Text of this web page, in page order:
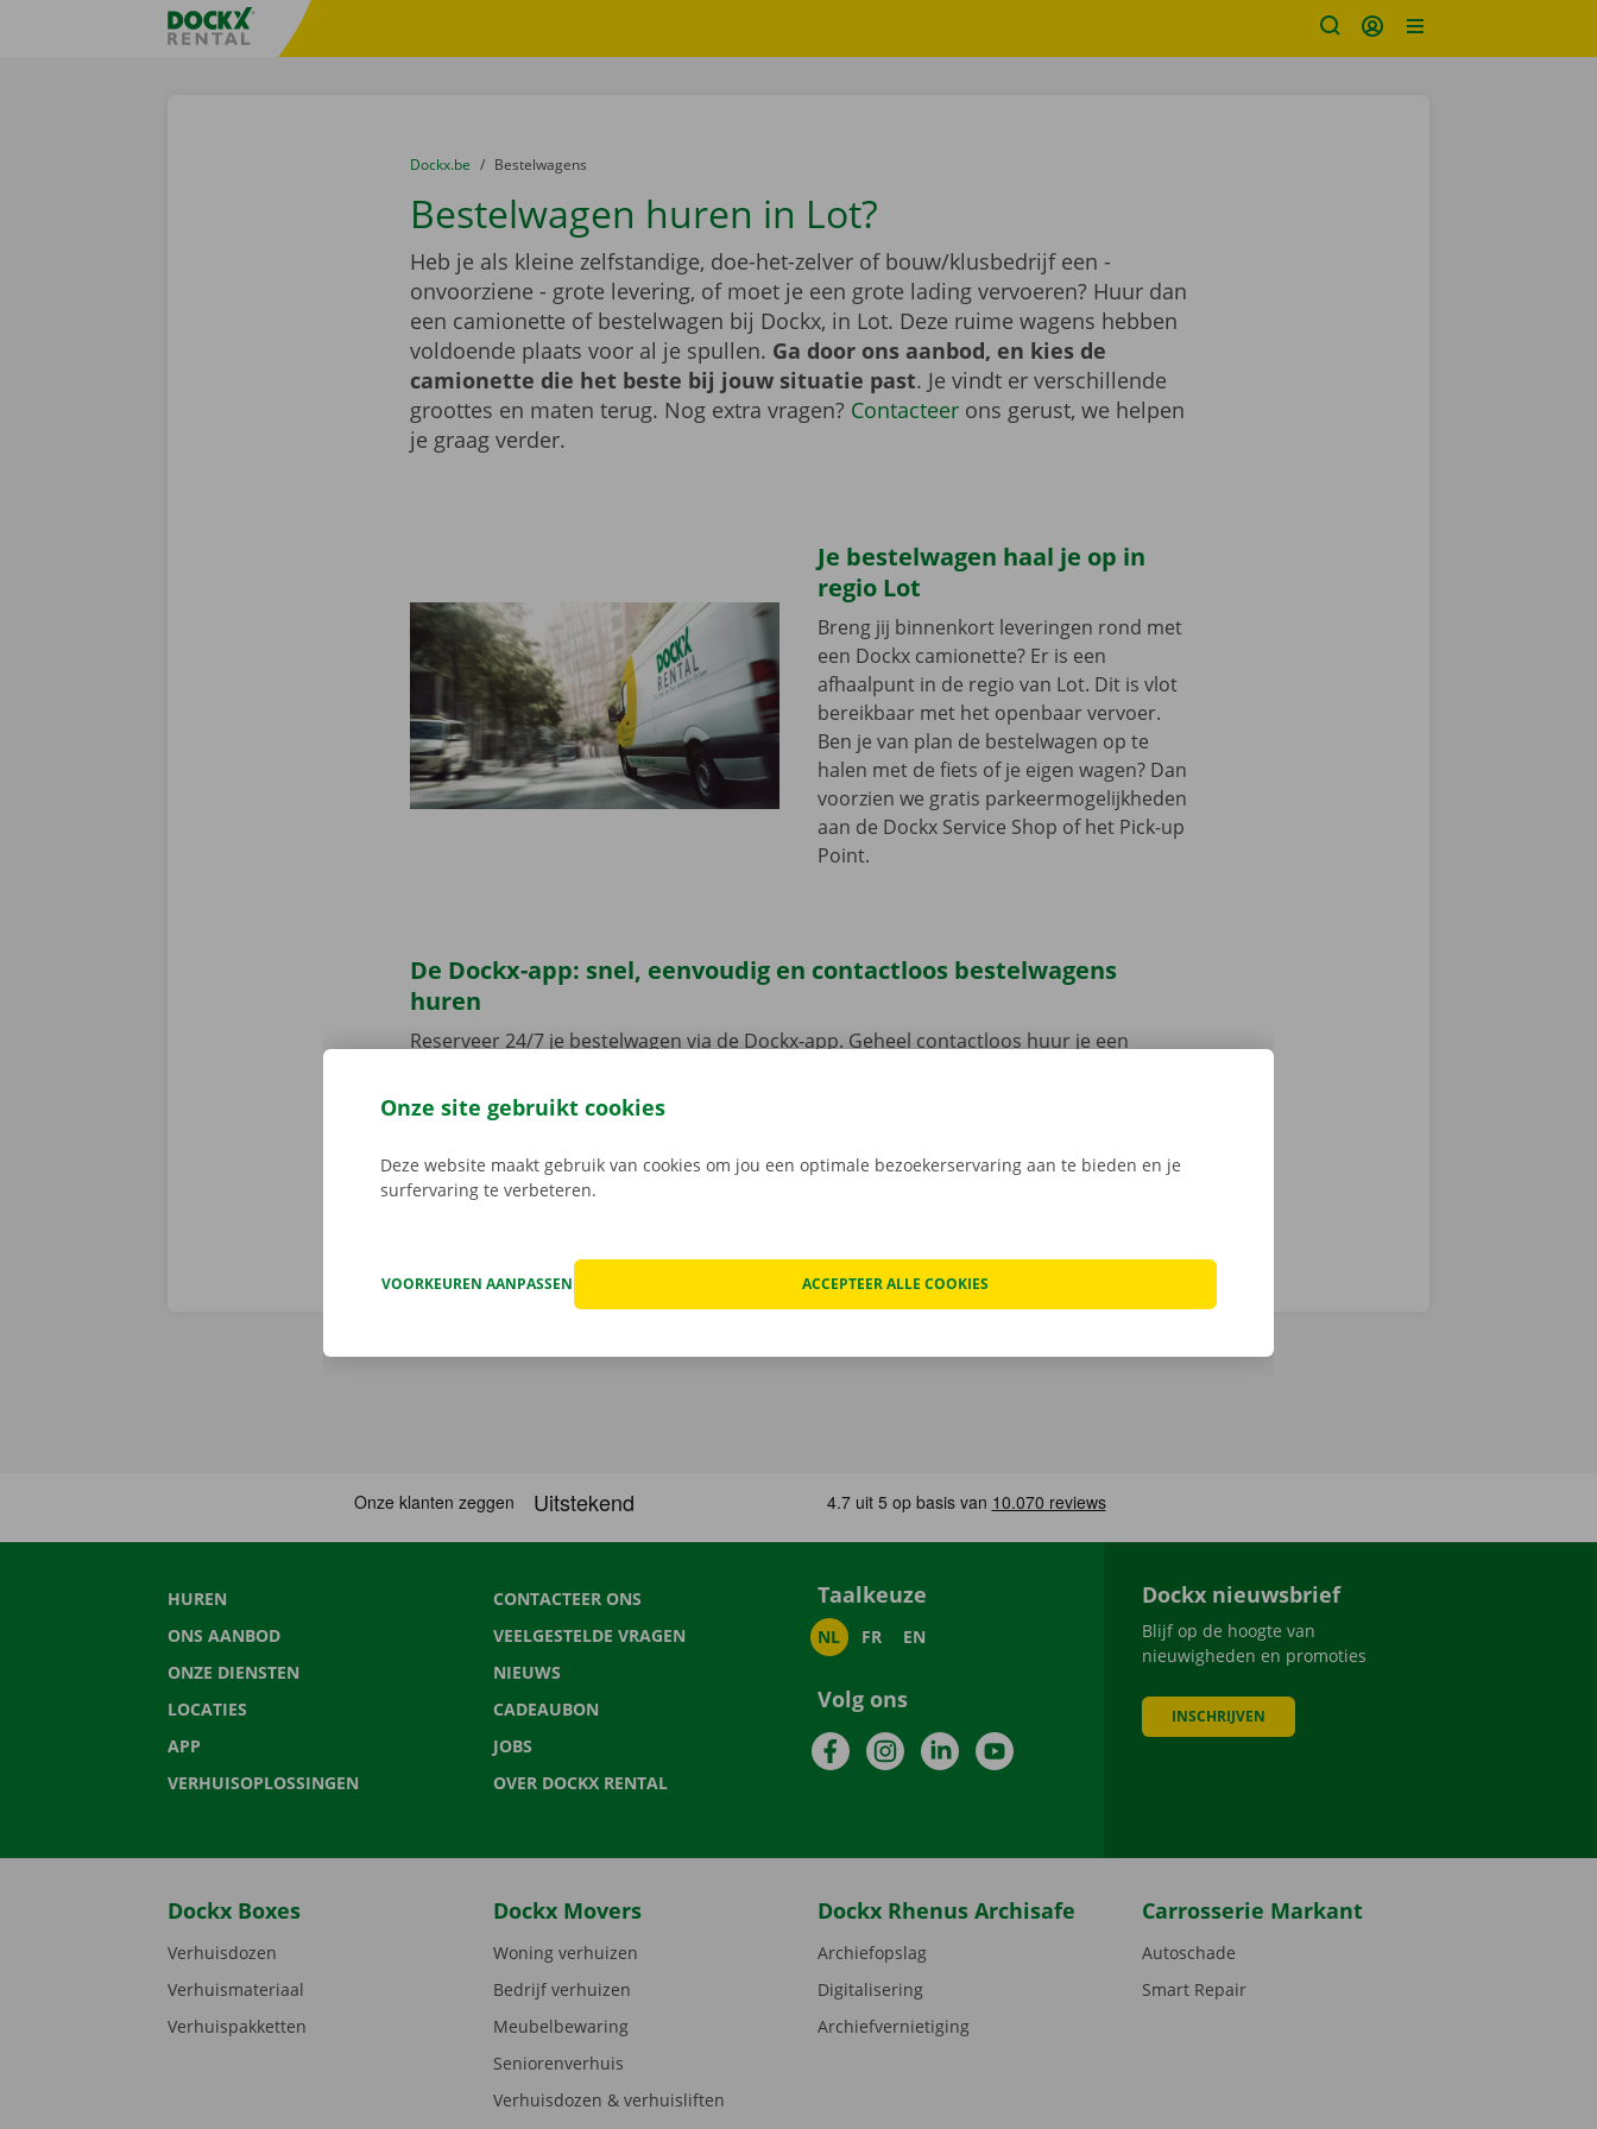
Taalselectie overslaanFratello DEMO
U bevindt zich hier:
van
Dockx.be naar
Bestelwagens
Bestelwagen huren in Lot?
Heb je als kleine zelfstandige, doe-het-zelver of bouw/klusbedrijf een -
onvoorziene - grote levering, of moet je een grote lading vervoeren? Huur dan
een camionette of bestelwagen bij Dockx, in Lot. Deze ruime wagens hebben
voldoende plaats voor al je spullen. Ga door ons aanbod, en kies de
camionette die het beste bij jouw situatie past. Je vindt er verschillende
groottes en maten terug. Nog extra vragen? Contacteerons gerust, we helpen
je graag verder.
Je bestelwagen haal je op in
regio Lot
Breng jij binnenkort leveringen rond met
een Dockx camionette? Er is een
afhaalpunt in de regio van Lot. Dit is vlot
bereikbaar met het openbaar vervoer.
Ben je van plan de bestelwagen op te
halen met de fiets of je eigen wagen? Dan
voorzien we gratis parkeermogelijkheden
aan de Dockx Service Shop of het Pick-up
Point.
De Dockx-app: snel, eenvoudig en contactloos bestelwagens
huren
Reserveer 24/7 je bestelwagen via de Dockx-app. Geheel contactloos huur je een
je afhaalpunt, maak je keuze uit het aanbod voertuigen, reken af en je bent klaar om te
vertrekken. Download de gratis app nu voor
HUREN
ONS AANBOD
ONZE DIENSTEN
LOCATIES
APP
VERHUISOPLOSSINGEN
CONTACTEER ONS
VEELGESTELDE VRAGEN
NIEUWS
CADEAUBON
JOBS
OVER DOCKX RENTAL
Taalkeuze
NL FR EN
Volg ons
FacebookInstagramLinkedInYouTube
Dockx nieuwsbrief
Blijf op de hoogte van
nieuwigheden en promoties
INSCHRIJVEN
Dockx Boxes
Verhuisdozen
Verhuismateriaal
Verhuispakketten
Dockx Movers
Woning verhuizen
Bedrijf verhuizen
Meubelbewaring
Seniorenverhuis
Verhuisdozen & verhuisliften
Dockx Rhenus Archisafe
Archiefopslag
Digitalisering
Archiefvernietiging
Carrosserie Markant
Autoschade
Smart Repair
Onze site gebruikt cookies
Deze website maakt gebruik van cookies om jou een optimale bezoekerservaring aan te bieden en je
surfervaring te verbeteren.
VOORKEUREN AANPASSEN ACCEPTEER ALLE COOKIES